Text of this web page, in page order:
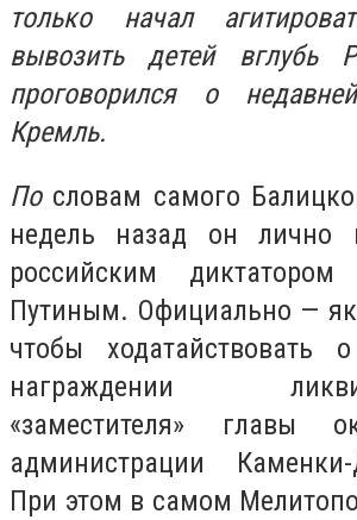
только начал
вывозить детей вглубь
проговорился о
Кремль.
Пословам самого
недель назад он лично
российским
Путиным. Официально —
чтобы ходатайствовать
награждении
«заместителя» главы
администрации Каменки-
При этом в самом